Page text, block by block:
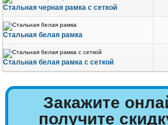
Стальная черная рамка с сеткой
Стальная белая рамка
Стальная белая рамка с сеткой
Закажите
получите